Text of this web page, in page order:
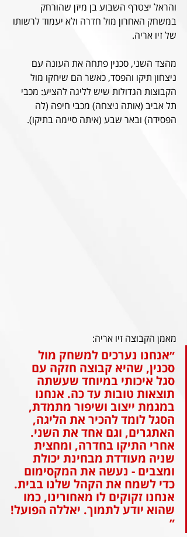
והראל יצטרף השבוע בן מיזן שהורחק
במשחק האחרון מול חדרה ולא יעמוד לרשותו
של זיו אריה.
מהצד השני, סכנין פתחה את העונה עם
ניצחון תיקו והפסד, כאשר הם שיחקו מול
הקבוצות הגדולות שיש לליגה להציע: מכבי
תל אביב (אותה ניצחה) מכבי חיפה (לה
הפסידה) ובאר שבע (איתה סיימה בתיקו).
מאמן הקבוצה זיו אריה:
״אנחנו נערכים למשחק מול
סכנין, שהיא קבוצה חזקה עם
סגל איכותי במיוחד שעשתה
תוצאות טובות עד כה. אנחנו
במגמת ייצוב ושיפור מתמדת,
הסגל לומד להכיר את הליגה,
האתגרים, וגם אחד את השני.
אחרי התיקו בחדרה, ומחצית
שניה מעודדת מבחינת יכולת
ומצבים - נעשה את המקסימום
כדי לשמח את הקהל שלנו בבית.
אנחנו זקוקים לו מאחורינו, כמו
שהוא יודע לתמוך. יאללה הפועל!
״